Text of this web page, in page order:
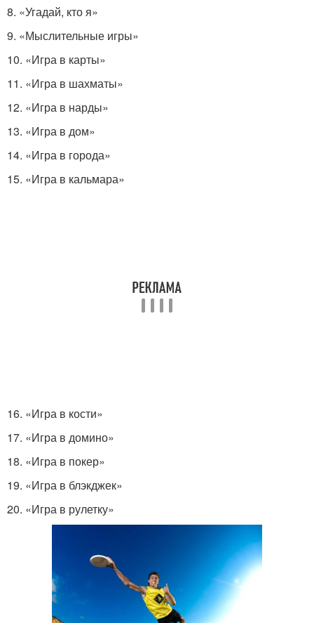
8. «Угадай, кто я»
9. «Мыслительные игры»
10. «Игра в карты»
11. «Игра в шахматы»
12. «Игра в нарды»
13. «Игра в дом»
14. «Игра в города»
15. «Игра в кальмара»
16. «Игра в кости»
17. «Игра в домино»
18. «Игра в покер»
19. «Игра в блэкджек»
20. «Игра в рулетку»